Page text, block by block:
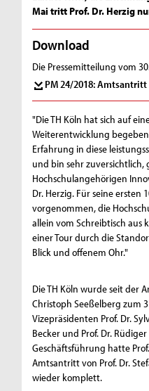
Mai tritt Prof. Dr. Herzig
Download
Die Pressemitteilung vom
PM 24/2018:
"Die TH Köln hat sich auf
Weiterentwicklung
Erfahrung in diese
und bin sehr zuversichtlich,
Hochschulangehörigen
Dr. Herzig. Für seine ersten
vorgenommen, die
allein vom Schreibtisch aus
einer Tour durch die
Blick und offenem Ohr."
Die TH Köln wurde seit der
Christoph Seeßelberg zum
Vizepräsidenten Prof. Dr.
Becker und Prof. Dr.
Geschäftsführung hatte
Amtsantritt von Prof. Dr.
wieder komplett.